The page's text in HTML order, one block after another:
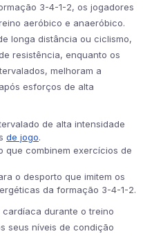
3-4-1-2, os jogadores
aeróbico e anaeróbico.
longa distância ou ciclismo,
resistência, enquanto os
melhoram a
esforços de alta
de alta intensidade
de jogo.
que combinem exercícios de
o desporto que imitem os
da formação 3-4-1-2.
durante o treino
seus níveis de condição